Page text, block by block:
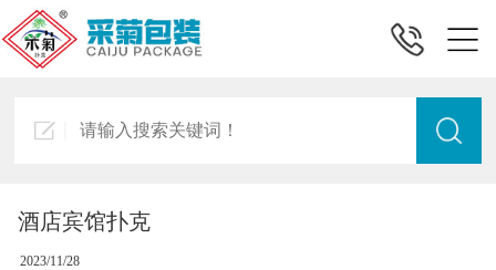
酒店宾馆扑克
2023/11/28